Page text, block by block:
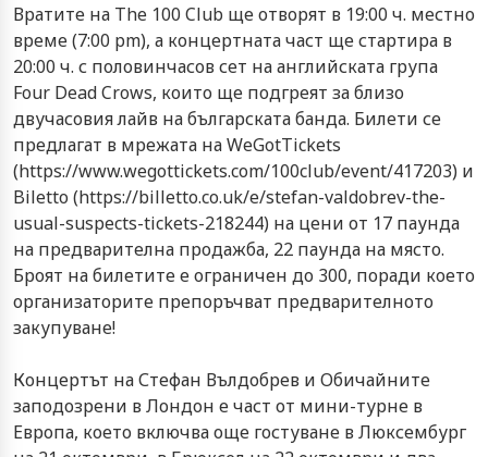
Вратите на The 100 Club ще отворят в 19:00 ч. местно
време (7:00 pm), а концертната част ще стартира в
20:00 ч. с половинчасов сет на английската група
Four Dead Crows, които ще подгреят за близо
двучасовия лайв на българската банда. Билети се
предлагат в мрежата наWeGotTickets
(https://www.wegottickets.com/100club/event/417203) и
Biletto (https://billetto.co.uk/e/stefan-valdobrev-the-
usual-suspects-tickets-218244) на цени от 17 паунда
на предварителна продажба, 22 паунда на място.
Броят на билетите е ограничен до 300, поради което
организаторите препоръчват предварителното
закупуване!
Концертът на Стефан Вълдобрев и Обичайните
заподозрени в Лондон е част от мини-турне в
Европа, което включва още гостуване в Люксембург